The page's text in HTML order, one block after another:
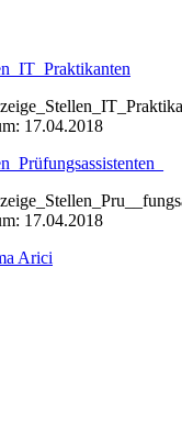
17.04.2018
17.04.2018
Arici